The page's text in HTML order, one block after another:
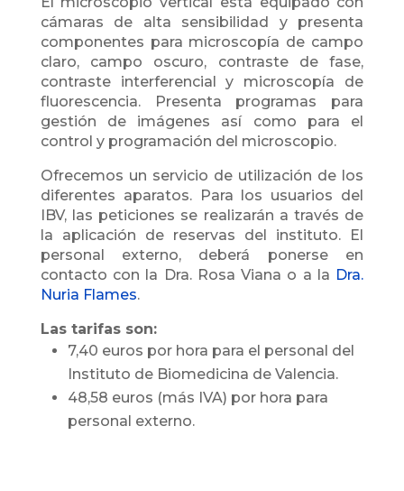
cámaras de alta sensibilidad y presenta
componentes para microscopía de campo
claro, campo oscuro, contraste de fase,
contraste interferencial y microscopía de
fluorescencia. Presenta programas para
gestión de imágenes así como para el
control y programación del microscopio.
Ofrecemos un servicio de utilización de los
diferentes aparatos. Para los usuarios del
IBV, las peticiones se realizarán a través de
la aplicación de reservas del instituto. El
personal externo, deberá ponerse en
contacto con la Dra. Rosa Viana o a la Dra.
Nuria Flames.
Las tarifas son:
7,40 euros por hora para el personal del
Instituto de Biomedicina de Valencia.
48,58 euros (más IVA) por hora para
personal externo.